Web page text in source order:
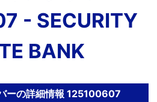
- SECURITY
BANK
ーの詳細情報 125100607